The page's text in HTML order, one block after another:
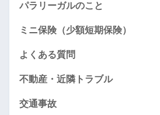
パラリーガルのこと
ミニ保険（少額短期保険）
よくある質問
不動産・近隣トラブル
交通事故